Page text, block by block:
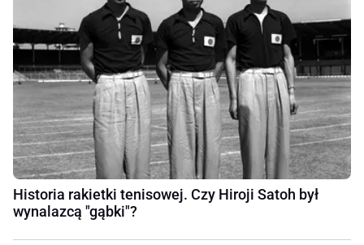
Historia rakietki tenisowej. Czy Hiroji Satoh był
wynalazcą "gąbki"?